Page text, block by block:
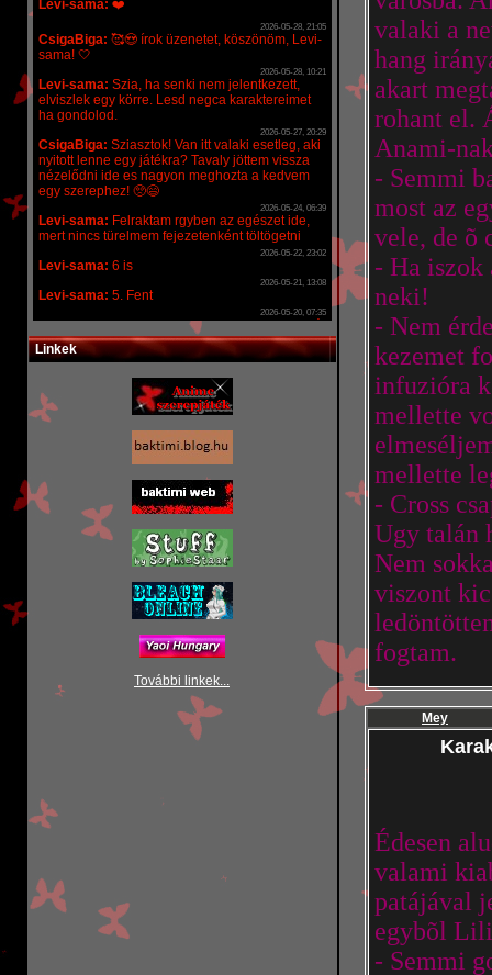
Linkek
További linkek...
valaki a
hang
akart
rohant el.
Anami-
- Semmi
most az
vele, de õ
- Ha iszok
neki!
- Nem
kezemet
infuzióra
mellette
mellette
- Cross
Ugy talán
Nem
viszont
fogtam.
Mey
Édesen
valami
patájával
egybõl
- Semmi